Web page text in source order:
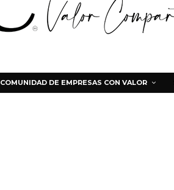
COMUNIDAD DE EMPRESAS CON VALOR